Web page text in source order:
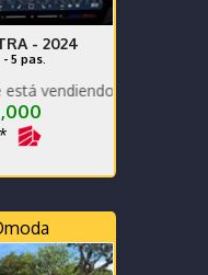
- 2024
5 pas.
por compra de otro.